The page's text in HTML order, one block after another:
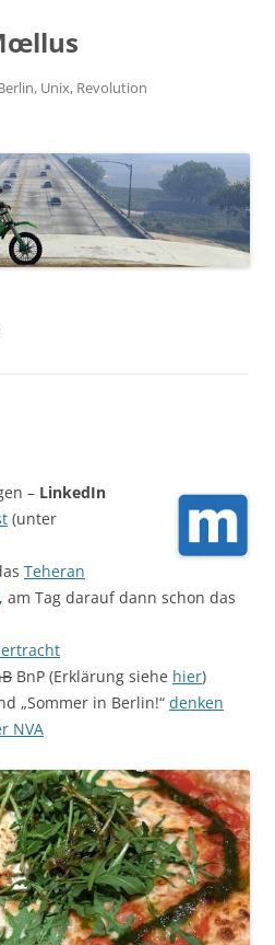
Unix, Revolution
– LinkedIn
(unter
Teheran
, am Tag darauf dann schon das
BnP (Erklärung siehe hier)
„Sommer in Berlin!“ denken
NVA